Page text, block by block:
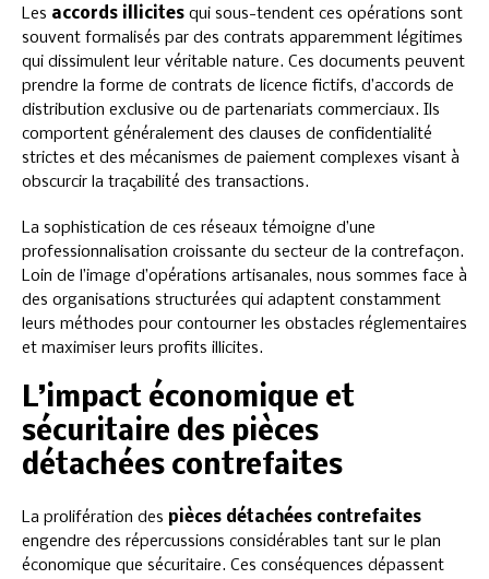
Les accords illicites qui sous-tendent ces opérations sont
souvent formalisés par des contrats apparemment légitimes
qui dissimulent leur véritable nature. Ces documents peuvent
prendre la forme de contrats de licence fictifs, d’accords de
distribution exclusive ou de partenariats commerciaux. Ils
comportent généralement des clauses de confidentialité
strictes et des mécanismes de paiement complexes visant à
obscurcir la traçabilité des transactions.
La sophistication de ces réseaux témoigne d’une
professionnalisation croissante du secteur de la contrefaçon.
Loin de l’image d’opérations artisanales, nous sommes face à
des organisations structurées qui adaptent constamment
leurs méthodes pour contourner les obstacles réglementaires
et maximiser leurs profits illicites.
L’impact économique et
sécuritaire des pièces
détachées contrefaites
La prolifération des pièces détachées contrefaites
engendre des répercussions considérables tant sur le plan
économique que sécuritaire. Ces conséquences dépassent